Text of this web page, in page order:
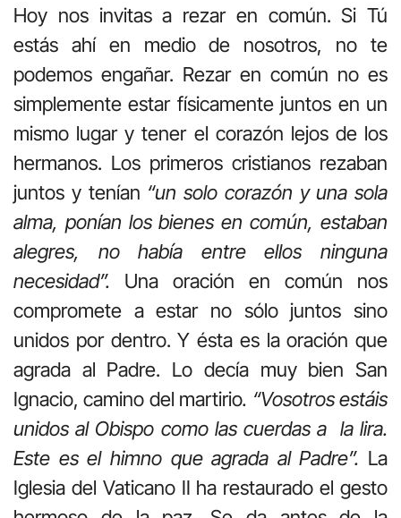
Hoy nos invitas a rezar en común. Si Tú
estás ahí en medio de nosotros, no te
podemos engañar. Rezar en común no es
simplemente estar físicamente juntos en un
mismo lugar y tener el corazón lejos de los
hermanos. Los primeros cristianos rezaban
juntos y tenían “un solo corazón y una sola
alma, ponían los bienes en común, estaban
alegres, no había entre ellos ninguna
necesidad”. Una oración en común nos
compromete a estar no sólo juntos sino
unidos por dentro. Y ésta es la oración que
agrada al Padre. Lo decía muy bien San
Ignacio, camino del martirio. “Vosotros estáis
unidos al Obispo como las cuerdas a la lira.
Este es el himno que agrada al Padre”. La
Iglesia del Vaticano II ha restaurado el gesto